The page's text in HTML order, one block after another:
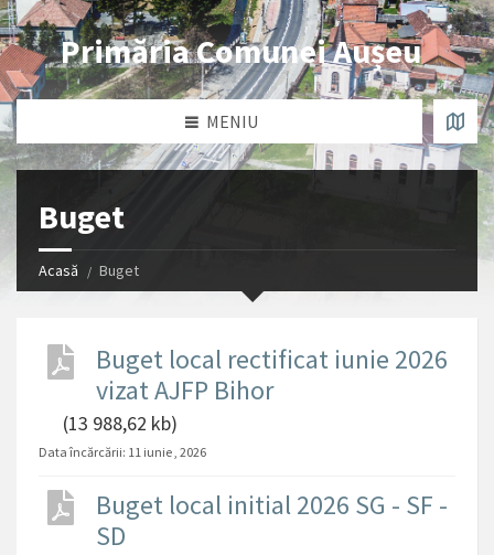
Primăria Comunei Aușeu
MENIU
Buget
Acasă Buget
Buget local rectificat iunie 2026
vizat AJFP Bihor
(13 988,62 kb)
Data încărcării: 11 iunie , 2026
Buget local initial 2026 SG - SF -
SD